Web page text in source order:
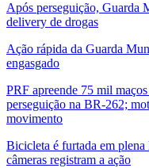
Após perseguição, Guarda
delivery de drogas
Ação rápida da Guarda
engasgado
PRF apreende 75 mil
perseguição na BR-262;
movimento
Bicicleta é furtada em
câmeras registram a ação